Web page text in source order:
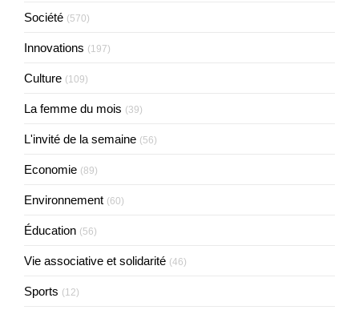
Société (570)
Innovations (197)
Culture (109)
La femme du mois (39)
L'invité de la semaine (56)
Economie (89)
Environnement (60)
Éducation (56)
Vie associative et solidarité (46)
Sports (12)